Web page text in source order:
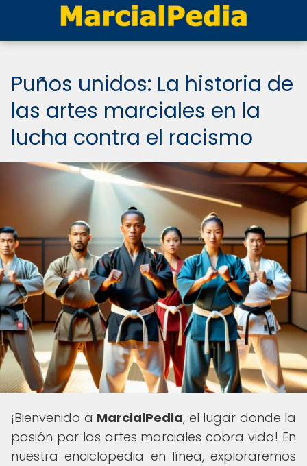
Puños unidos: La historia de
las artes marciales en la
lucha contra el racismo
¡Bienvenido a MarcialPedia, el lugar donde la
pasión por las artes marciales cobra vida! En
nuestra enciclopedia en línea, exploraremos